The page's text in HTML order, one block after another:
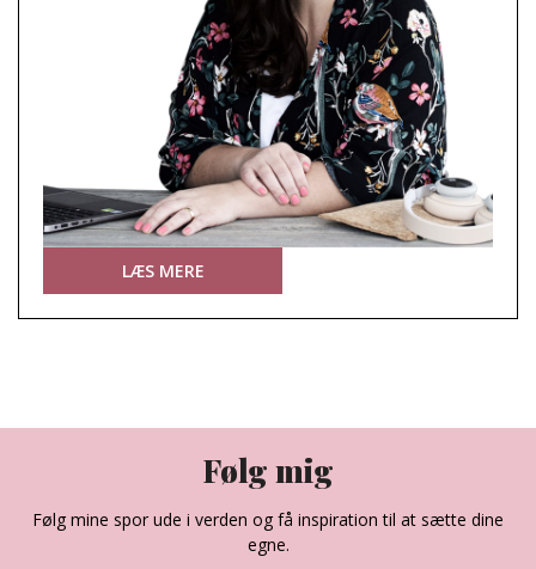
LÆS MERE
Følg mig
Følg mine spor ude i verden og få inspiration til at sætte dine
egne.